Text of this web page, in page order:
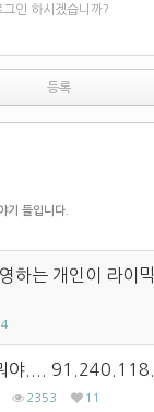
인 하시겠습니까?
기 들입니다.
하는 개인이 라이
야....
2353 11